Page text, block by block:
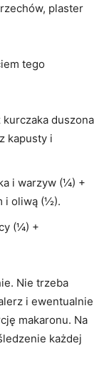
plaster
tego
duszona
kapusty i
i warzyw (¼) +
i oliwą (½).
(¼) +
Nie trzeba
i ewentualnie
makaronu. Na
każdej